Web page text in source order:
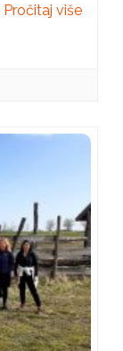
Pročitaj više